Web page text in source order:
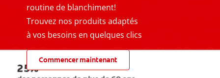
routine de blanchiment!
Trouvez nos produits adaptés
à vos besoins en quelques clics
Commencer maintenant